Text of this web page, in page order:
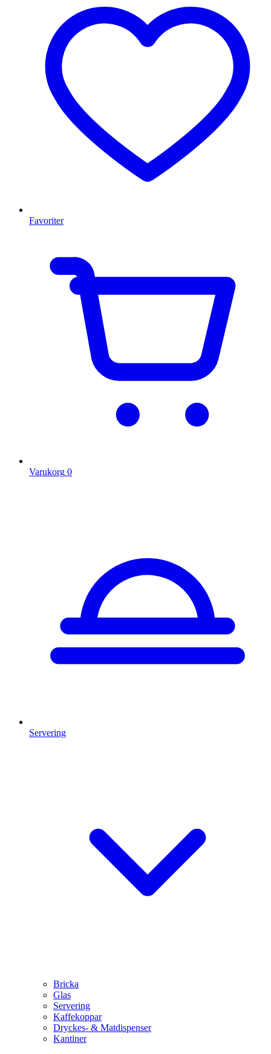
Favoriter
Varukorg 0
Servering
Bricka
Glas
Servering
Kaffekoppar
Dryckes- & Matdispenser
Kantiner